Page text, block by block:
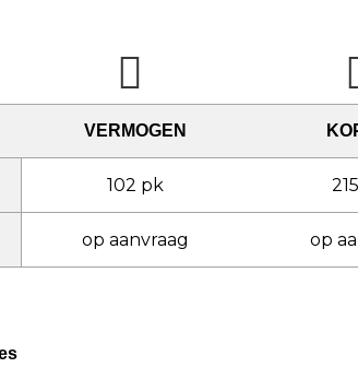
VERMOGEN
102 pk
op aanvraag op